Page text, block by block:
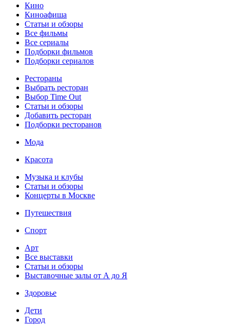
Кино
Киноафиша
Статьи и обзоры
Все фильмы
Все сериалы
Подборки фильмов
Подборки сериалов
Рестораны
Выбрать ресторан
Выбор Time Out
Статьи и обзоры
Добавить ресторан
Подборки ресторанов
Мода
Красота
Музыка и клубы
Статьи и обзоры
Концерты в Москве
Путешествия
Спорт
Арт
Все выставки
Статьи и обзоры
Выставочные залы от А до Я
Здоровье
Дети
Город